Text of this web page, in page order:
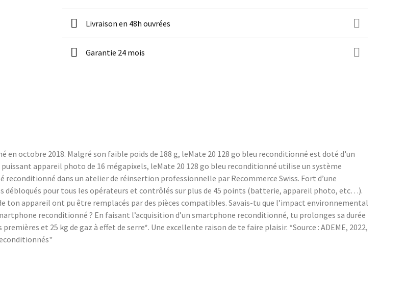
Livraison en 48h ouvrées
Garantie 24 mois
en octobre 2018. Malgré son faible poids de 188 g, leMate 20 128 go bleu reconditionné est doté d'un
appareil photo de 16 mégapixels, leMate 20 128 go bleu reconditionné utilise un système
dans un atelier de réinsertion professionnelle par Recommerce Swiss. Fort d’une
débloqués pour tous les opérateurs et contrôlés sur plus de 45 points (batterie, appareil photo, etc…).
appareil ont pu être remplacés par des pièces compatibles. Savais-tu que l’impact environnemental
reconditionné ? En faisant l’acquisition d’un smartphone reconditionné, tu prolonges sa durée
et 25 kg de gaz à effet de serre*. Une excellente raison de te faire plaisir. *Source : ADEME, 2022,